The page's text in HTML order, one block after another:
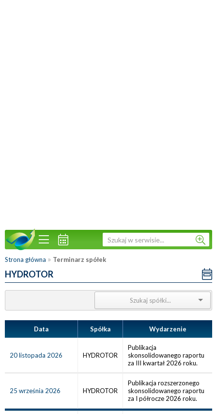
Strona główna » Terminarz spółek
HYDROTOR
Data Spółka Wydarzenie
20 listopada 2026 HYDROTOR
Publikacja
skonsolidowanego raportu
za III kwartał 2026 roku.
25 września 2026 HYDROTOR
Publikacja rozszerzonego
skonsolidowanego raportu
za I półrocze 2026 roku.